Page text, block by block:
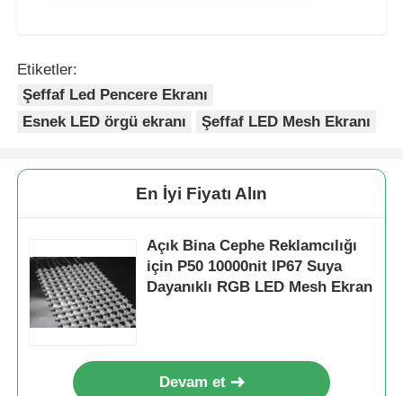
Etiketler:
Şeffaf Led Pencere Ekranı
Esnek LED örgü ekranı
Şeffaf LED Mesh Ekranı
En İyi Fiyatı Alın
Açık Bina Cephe Reklamcılığı
için P50 10000nit IP67 Suya
Dayanıklı RGB LED Mesh Ekran
Devam et